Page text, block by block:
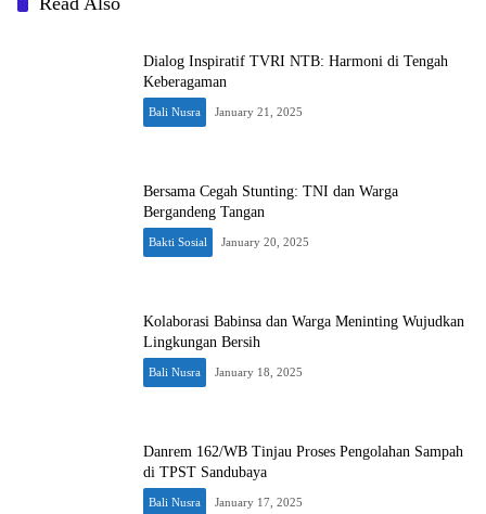
Dialog Inspiratif TVRI NTB: Harmoni di Tengah
Keberagaman
Bali Nusra January 21, 2025
Bersama Cegah Stunting: TNI dan Warga
Bergandeng Tangan
Bakti Sosial January 20, 2025
Kolaborasi Babinsa dan Warga Meninting Wujudkan
Lingkungan Bersih
Bali Nusra January 18, 2025
Danrem 162/WB Tinjau Proses Pengolahan Sampah
di TPST Sandubaya
Bali Nusra January 17, 2025